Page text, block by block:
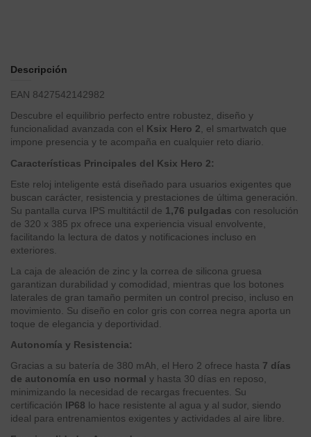
Descripción
EAN 8427542142982
Descubre el equilibrio perfecto entre robustez, diseño y
funcionalidad avanzada con el Ksix Hero 2, el smartwatch que
impone presencia y te acompaña en cualquier reto diario.
Características Principales del Ksix Hero 2:
Este reloj inteligente está diseñado para usuarios exigentes que
buscan carácter, resistencia y prestaciones de última generación.
Su pantalla curva IPS multitáctil de 1,76 pulgadas con resolución
de 320 x 385 px ofrece una experiencia visual envolvente,
facilitando la lectura de datos y notificaciones incluso en
exteriores.
La caja de aleación de zinc y la correa de silicona gruesa
garantizan durabilidad y comodidad, mientras que los botones
laterales de gran tamaño permiten un control preciso, incluso en
movimiento. Su diseño en color gris con correa negra aporta un
toque de elegancia y deportividad.
Autonomía y Resistencia:
Gracias a su batería de 380 mAh, el Hero 2 ofrece hasta 7 días
de autonomía en uso normal y hasta 30 días en reposo,
minimizando la necesidad de recargas frecuentes. Su
certificación IP68 lo hace resistente al agua y al sudor, siendo
ideal para entrenamientos exigentes y actividades al aire libre.